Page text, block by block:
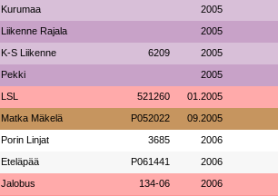
Kurumaa 2005
Liikenne Rajala 2005
K-S Liikenne 6209 2005
Pekki 2005
LSL 521260 01.2005
Matka Mäkelä P052022 09.2005
Porin Linjat 3685 2006
Eteläpää P061441 2006
Jalobus 134-06 2006